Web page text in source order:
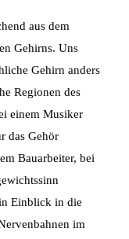
aus dem
Gehirns. Uns
Gehirn anders
Regionen des
einem Musiker
das Gehör
Bauarbeiter, bei
Einblick in die
im